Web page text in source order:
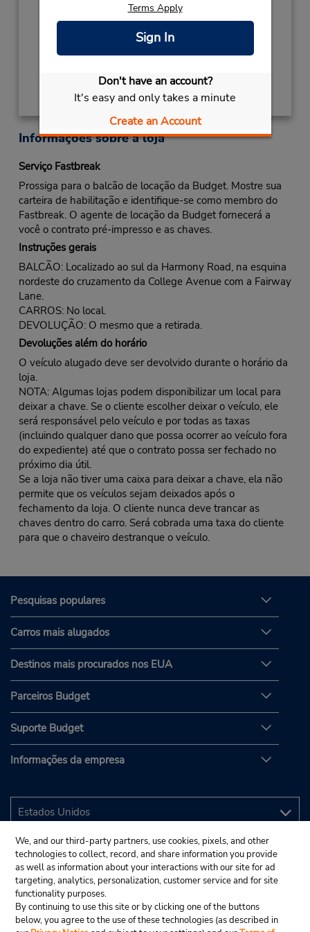
Terms Apply
Sign In
Don't have an account?
It's easy and only takes a minute
Create an Account
NEW YEARS DAYJaneiro 1 closed
Local de entrega das chaves
Obter instruções de caminho
Informações sobre a loja
Serviço Fastbreak
Prossiga para o balcão de locação da Budget. Mostre sua
carteira de habilitação e identifique-se como membro do
Fastbreak. O agente de locação da Budget fornecerá a
você o contrato pré-impresso e as chaves.
Instruções gerais
BALCÃO: Localizado ao sul da Harmony Road, na esquina
nordeste do cruzamento da College Avenue com a Fairway
Lane.
CARROS: No local.
DEVOLUÇÃO: O mesmo que a retirada.
Devoluções além do horário
O veículo alugado deve ser devolvido durante o horário da
loja.
NOTA: Algumas lojas podem disponibilizar um local para
deixar a chave. Se o cliente escolher deixar o veículo, ele
será responsável pelo veículo e por todas as taxas
(incluindo qualquer dano que possa ocorrer ao veículo fora
do expediente) até que o contrato possa ser fechado no
próximo dia útil.
Se a loja não tiver uma caixa para deixar a chave, ela não
permite que os veículos sejam deixados após o
fechamento da loja. O cliente nunca deve trancar as
chaves dentro do carro. Será cobrada uma taxa do cliente
para que o chaveiro destranque o veículo.
Pesquisas populares
Carros mais alugados
Destinos mais procurados nos EUA
Parceiros Budget
Suporte Budget
Informações da empresa
We, and our third-party partners, use cookies, pixels, and other
technologies to collect, record, and share information you provide
as well as information about your interactions with our site for ad
targeting, analytics, personalization, customer service and for site
functionality purposes.
By continuing to use this site or by clicking one of the buttons
below, you agree to the use of these technologies (as described in